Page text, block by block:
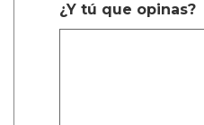
¿Y tú que opinas?